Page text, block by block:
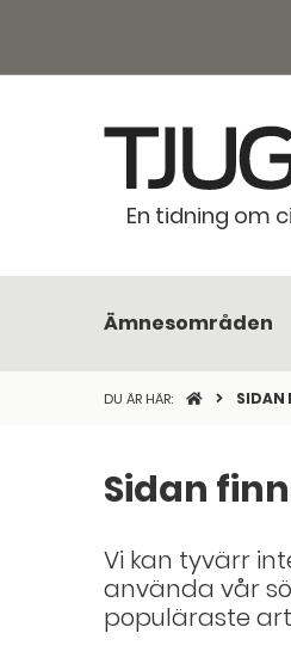
En tidning om
Ämnesområden
DU ÄR HÄR: STARTSIDAN
SIDAN
Sidan
Vi kan tyvärr
använda vår
populäraste